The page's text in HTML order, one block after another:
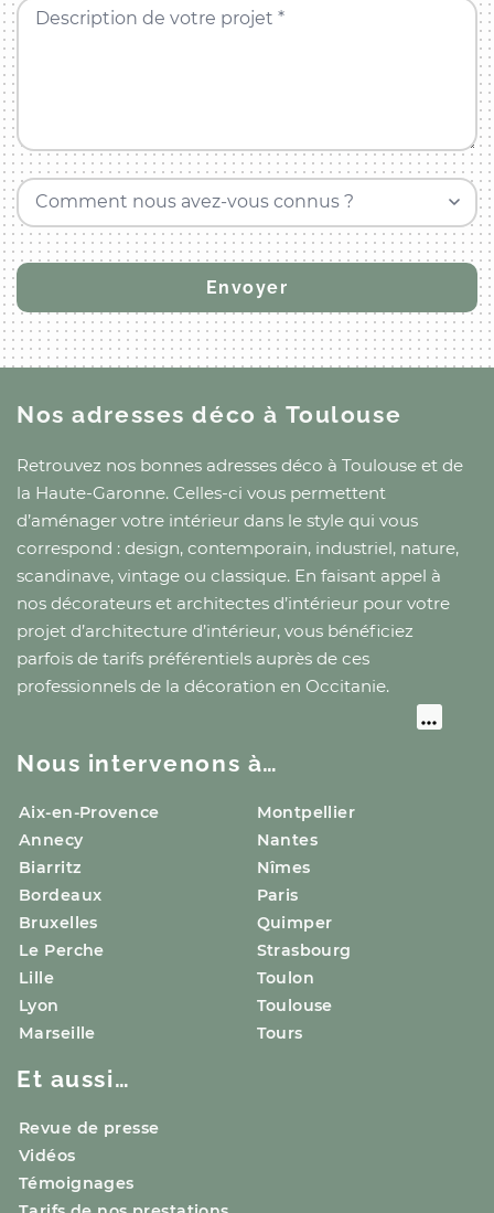
Description de votre projet *
Comment nous avez-vous connus ?
Nos adresses décoà Toulouse
Retrouvez nos bonnes adresses déco à Toulouse et de
la Haute-Garonne. Celles-ci vous permettent
d’aménager votre intérieur dans le style qui vous
correspond : design, contemporain, industriel, nature,
scandinave, vintage ou classique. En faisant appel à
nos décorateurs et architectes d’intérieur pour votre
projet d’architecture d’intérieur, vous bénéficiez
parfois de tarifs préférentiels auprès de ces
professionnels de la décoration en Occitanie.
Nous intervenons à…
Aix-en-Provence
Annecy
Biarritz
Bordeaux
Bruxelles
Le Perche
Lille
Lyon
Marseille
Montpellier
Nantes
Nîmes
Paris
Quimper
Strasbourg
Toulon
Toulouse
Tours
Et aussi…
Revue de presse
Vidéos
Témoignages